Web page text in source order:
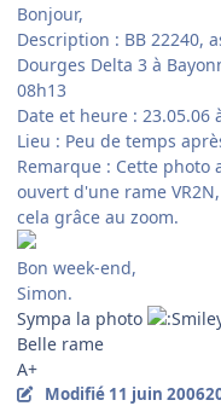
Bonjour,
Description : BB 22240,
Dourges Delta 3 à
08h13
Date et heure : 23.05.06
Lieu : Peu de temps
Remarque : Cette
ouvert d'une rame
cela grâce au zoom.
Bon week-end,
Simon.
Sympa la photo
Belle rame
A+
Modifié 11 juin 2006